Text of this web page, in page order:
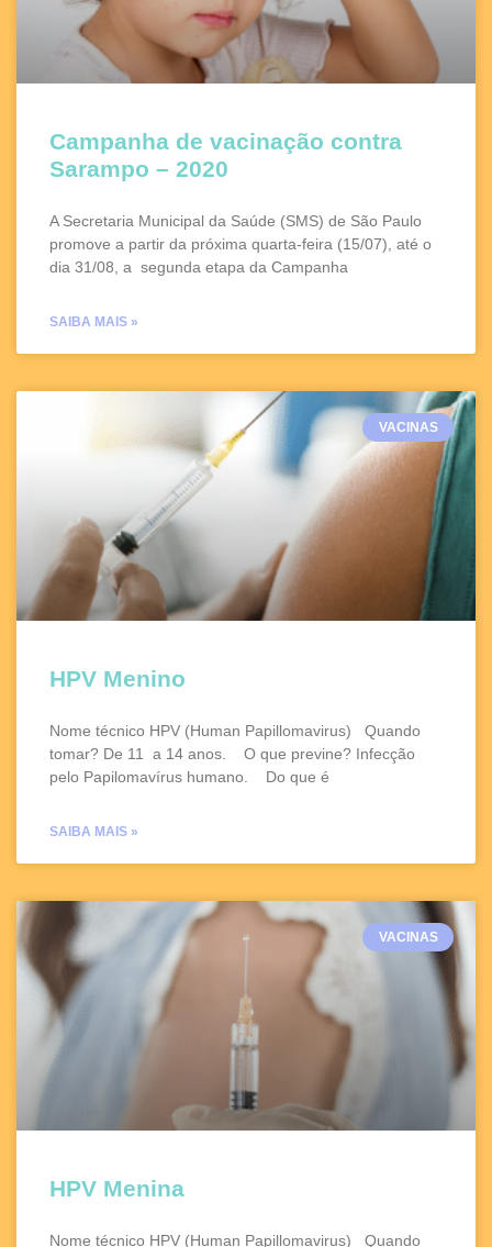
Campanha de vacinação contra
Sarampo – 2020
A Secretaria Municipal da Saúde (SMS) de São Paulo
promove a partir da próxima quarta-feira (15/07), até o
dia 31/08, a segunda etapa da Campanha
SAIBA MAIS »
VACINAS
HPV Menino
Nome técnico HPV (Human Papillomavirus) Quando
tomar? De 11 a 14 anos. O que previne? Infecção
pelo Papilomavírus humano. Do que é
SAIBA MAIS »
VACINAS
HPV Menina
Nome técnico HPV (Human Papillomavirus) Quando